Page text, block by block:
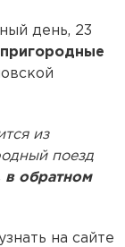
день, 23
из
поезд
в обратном
на сайте